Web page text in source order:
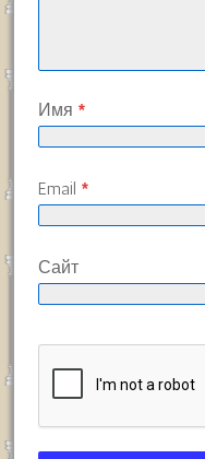
Имя *
Email *
Сайт